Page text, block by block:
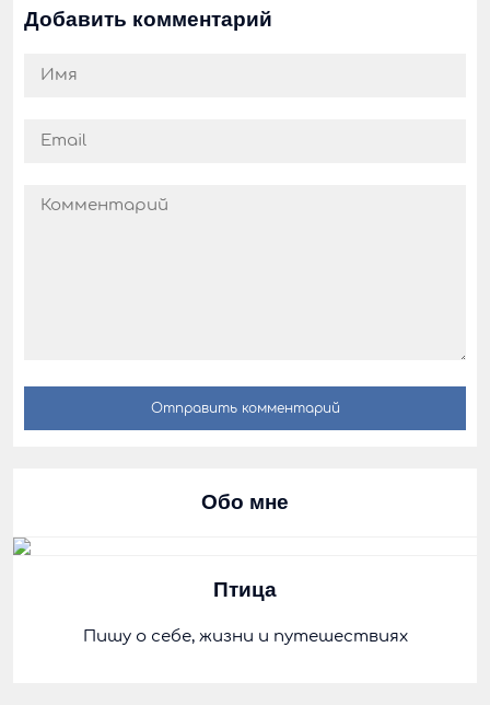
Добавить комментарий
Обо мне
Птица
Пишу о себе, жизни и путешествиях